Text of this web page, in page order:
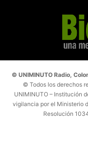
© UNIMINUTO Radio,
© Todos los derechos
UNIMINUTO – Institución
vigilancia por el Ministerio
Resolución